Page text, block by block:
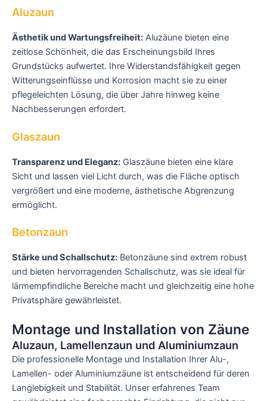
Aluzaun
Ästhetik und Wartungsfreiheit: Aluzäune bieten eine
zeitlose Schönheit, die das Erscheinungsbild Ihres
Grundstücks aufwertet. Ihre Widerstandsfähigkeit gegen
Witterungseinflüsse und Korrosion macht sie zu einer
pflegeleichten Lösung, die über Jahre hinweg keine
Nachbesserungen erfordert.
Glaszaun
Transparenz und Eleganz: Glaszäune bieten eine klare
Sicht und lassen viel Licht durch, was die Fläche optisch
vergrößert und eine moderne, ästhetische Abgrenzung
ermöglicht.
Betonzaun
Stärke und Schallschutz: Betonzäune sind extrem robust
und bieten hervorragenden Schallschutz, was sie ideal für
lärmempfindliche Bereiche macht und gleichzeitig eine hohe
Privatsphäre gewährleistet.
Montage und Installation von Zäune
Aluzaun, Lamellenzaun und Aluminiumzaun
Die professionelle Montage und Installation Ihrer Alu-,
Lamellen- oder Aluminiumzäune ist entscheidend für deren
Langlebigkeit und Stabilität. Unser erfahrenes Team